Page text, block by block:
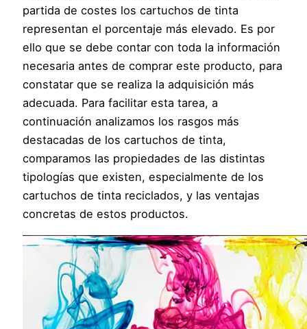
partida de costes los cartuchos de tinta
representan el porcentaje más elevado. Es por
ello que se debe contar con toda la información
necesaria antes de comprar este producto, para
constatar que se realiza la adquisición más
adecuada. Para facilitar esta tarea, a
continuación analizamos los rasgos más
destacadas de los cartuchos de tinta,
comparamos las propiedades de las distintas
tipologías que existen, especialmente de los
cartuchos de tinta reciclados, y las ventajas
concretas de estos productos.